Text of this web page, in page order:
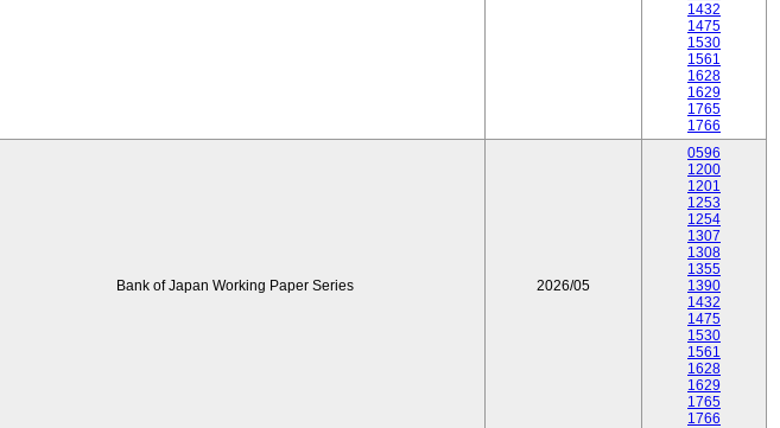
1432
1475
1530
1561
1628
1629
1765
1766
Bank of Japan Working Paper Series 2026/05
0596
1200
1201
1253
1254
1307
1308
1355
1390
1432
1475
1530
1561
1628
1629
1765
1766